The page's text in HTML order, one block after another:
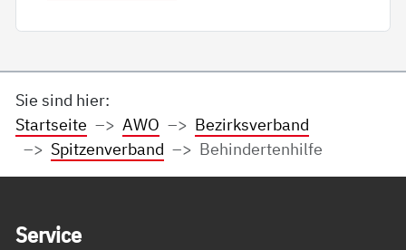
Sie sind hier:
Startseite
AWO
Bezirksverband
Spitzenverband
Behindertenhilfe
Ser­vice